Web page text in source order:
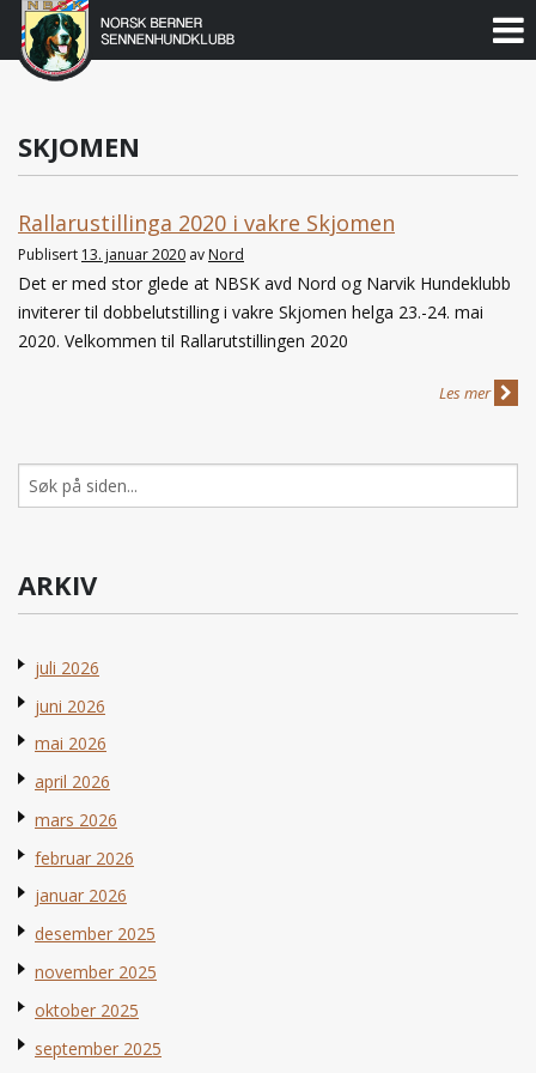
Gå
Norsk
Berner
Sennenhundklubb
SKJOMEN
Rallarustillinga 2020 i vakre Skjomen
Publisert 13. januar 2020 av Nord
Det er med stor glede at NBSK avd Nord og Narvik Hundeklubb
inviterer til dobbelutstilling i vakre Skjomen helga 23.-24. mai
2020. Velkommen til Rallarutstillingen 2020
Les mer
Søk
etter:
ARKIV
juli 2026
juni 2026
mai 2026
april 2026
mars 2026
februar 2026
januar 2026
desember 2025
november 2025
oktober 2025
september 2025